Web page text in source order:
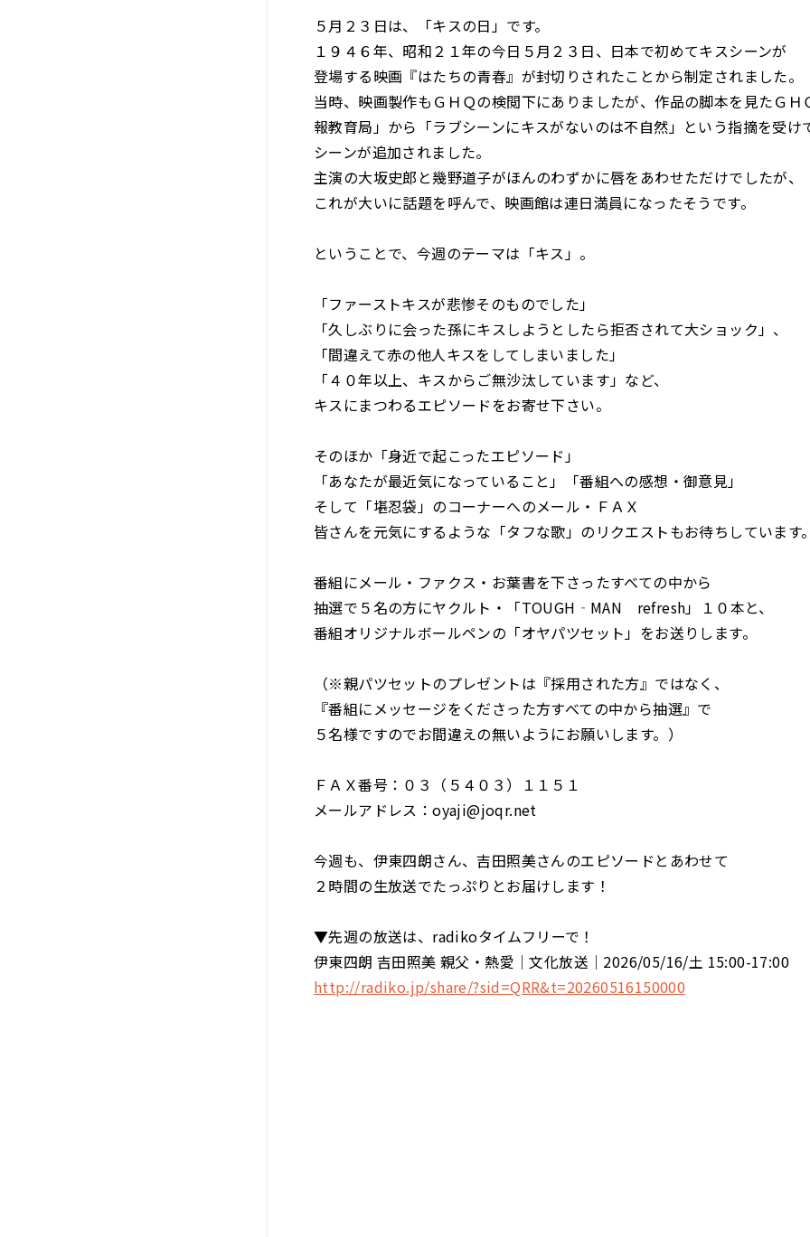
５月２３日は、「キスの日」です。
１９４６年、昭和２１年の今日５月２３日、日本で初めてキスシーンが
登場する映画『はたちの青春』が封切りされたことから制定されました。
当時、映画製作もＧＨＱの検閲下にありましたが、作品の脚本を見たＧＨ
報教育局」から「ラブシーンにキスがないのは不自然」という指摘を受け
シーンが追加されました。
主演の大坂史郎と幾野道子がほんのわずかに唇をあわせただけでしたが、
これが大いに話題を呼んで、映画館は連日満員になったそうです。
ということで、今週のテーマは「キス」。
「ファーストキスが悲惨そのものでした」
「久しぶりに会った孫にキスしようとしたら拒否されて大ショック」、
「間違えて赤の他人キスをしてしまいました」
「４０年以上、キスからご無沙汰しています」など、
キスにまつわるエピソードをお寄せ下さい。
そのほか「身近で起こったエピソード」
「あなたが最近気になっていること」「番組への感想・御意見」
そして「堪忍袋」のコーナーへのメール・ＦＡＸ
皆さんを元気にするような「タフな歌」のリクエストもお待ちしています
番組にメール・ファクス・お葉書を下さったすべての中から
抽選で５名の方にヤクルト・「TOUGH‐MAN refresh」１０本と、
番組オリジナルボールペンの「オヤパツセット」をお送りします。
（※親パツセットのプレゼントは『採用された方』ではなく、
『番組にメッセージをくださった方すべての中から抽選』で
５名様ですのでお間違えの無いようにお願いします。）
ＦＡＸ番号：０３（５４０３）１１５１
メールアドレス：oyaji@joqr.net
今週も、伊東四朗さん、吉田照美さんのエピソードとあわせて
２時間の生放送でたっぷりとお届けします！
▼先週の放送は、radikoタイムフリーで！
伊東四朗 吉田照美 親父・熱愛│文化放送│2026/05/16/土 15:00-17:00
http://radiko.jp/share/?sid=QRR&t=20260516150000